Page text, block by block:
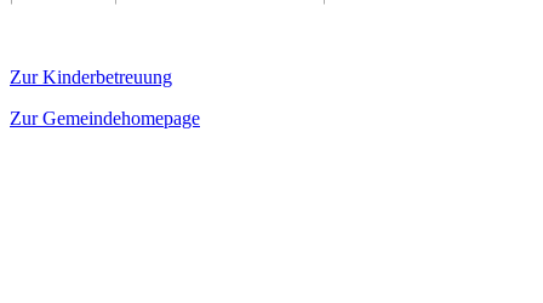
Zur Kinderbetreuung
Zur Gemeindehomepage